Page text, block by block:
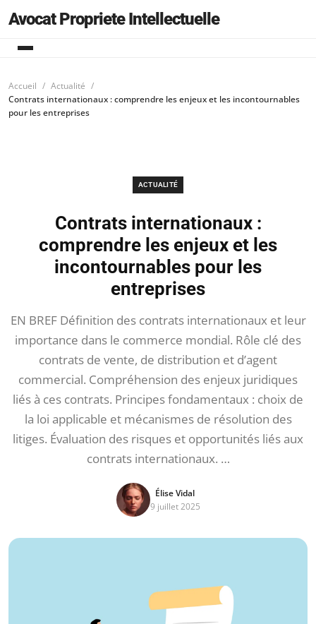
Avocat Propriete Intellectuelle
Accueil
Actualité
Contrats internationaux : comprendre les enjeux et les incontournables
pour les entreprises
ACTUALITÉ
Contrats internationaux :
comprendre les enjeux et les
incontournables pour les
entreprises
EN BREF Définition des contrats internationaux et leur
importance dans le commerce mondial. Rôle clé des
contrats de vente, de distribution et d’agent
commercial. Compréhension des enjeux juridiques
liés à ces contrats. Principes fondamentaux : choix de
la loi applicable et mécanismes de résolution des
litiges. Évaluation des risques et opportunités liés aux
contrats internationaux. …
Élise Vidal
9 juillet 2025